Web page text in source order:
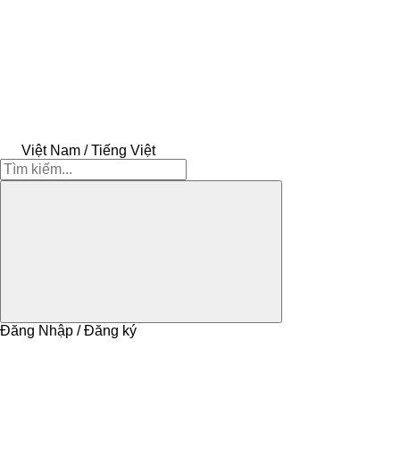
Việt Nam / Tiếng Việt
Đăng Nhập / Đăng ký